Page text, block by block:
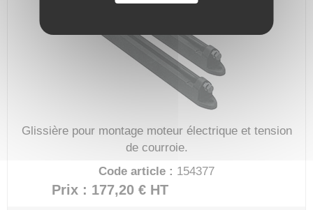
Glissière pour montage moteur électrique et tension
de courroie.
Code article : 154377
Prix : 177,20 € HT